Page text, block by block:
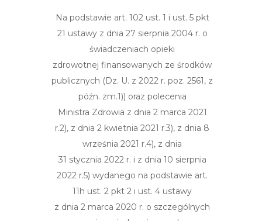
Na podstawie art. 102 ust. 1 i ust. 5 pkt
21 ustawy z dnia 27 sierpnia 2004 r. o
świadczeniach opieki
zdrowotnej finansowanych ze środków
publicznych (Dz. U. z 2022 r. poz. 2561, z
późn. zm.1)) oraz polecenia
Ministra Zdrowia z dnia 2 marca 2021
r.2), z dnia 2 kwietnia 2021 r.3), z dnia 8
września 2021 r.4), z dnia
31 stycznia 2022 r. i z dnia 10 sierpnia
2022 r.5) wydanego na podstawie art.
11h ust. 2 pkt 2 i ust. 4 ustawy
z dnia 2 marca 2020 r. o szczególnych